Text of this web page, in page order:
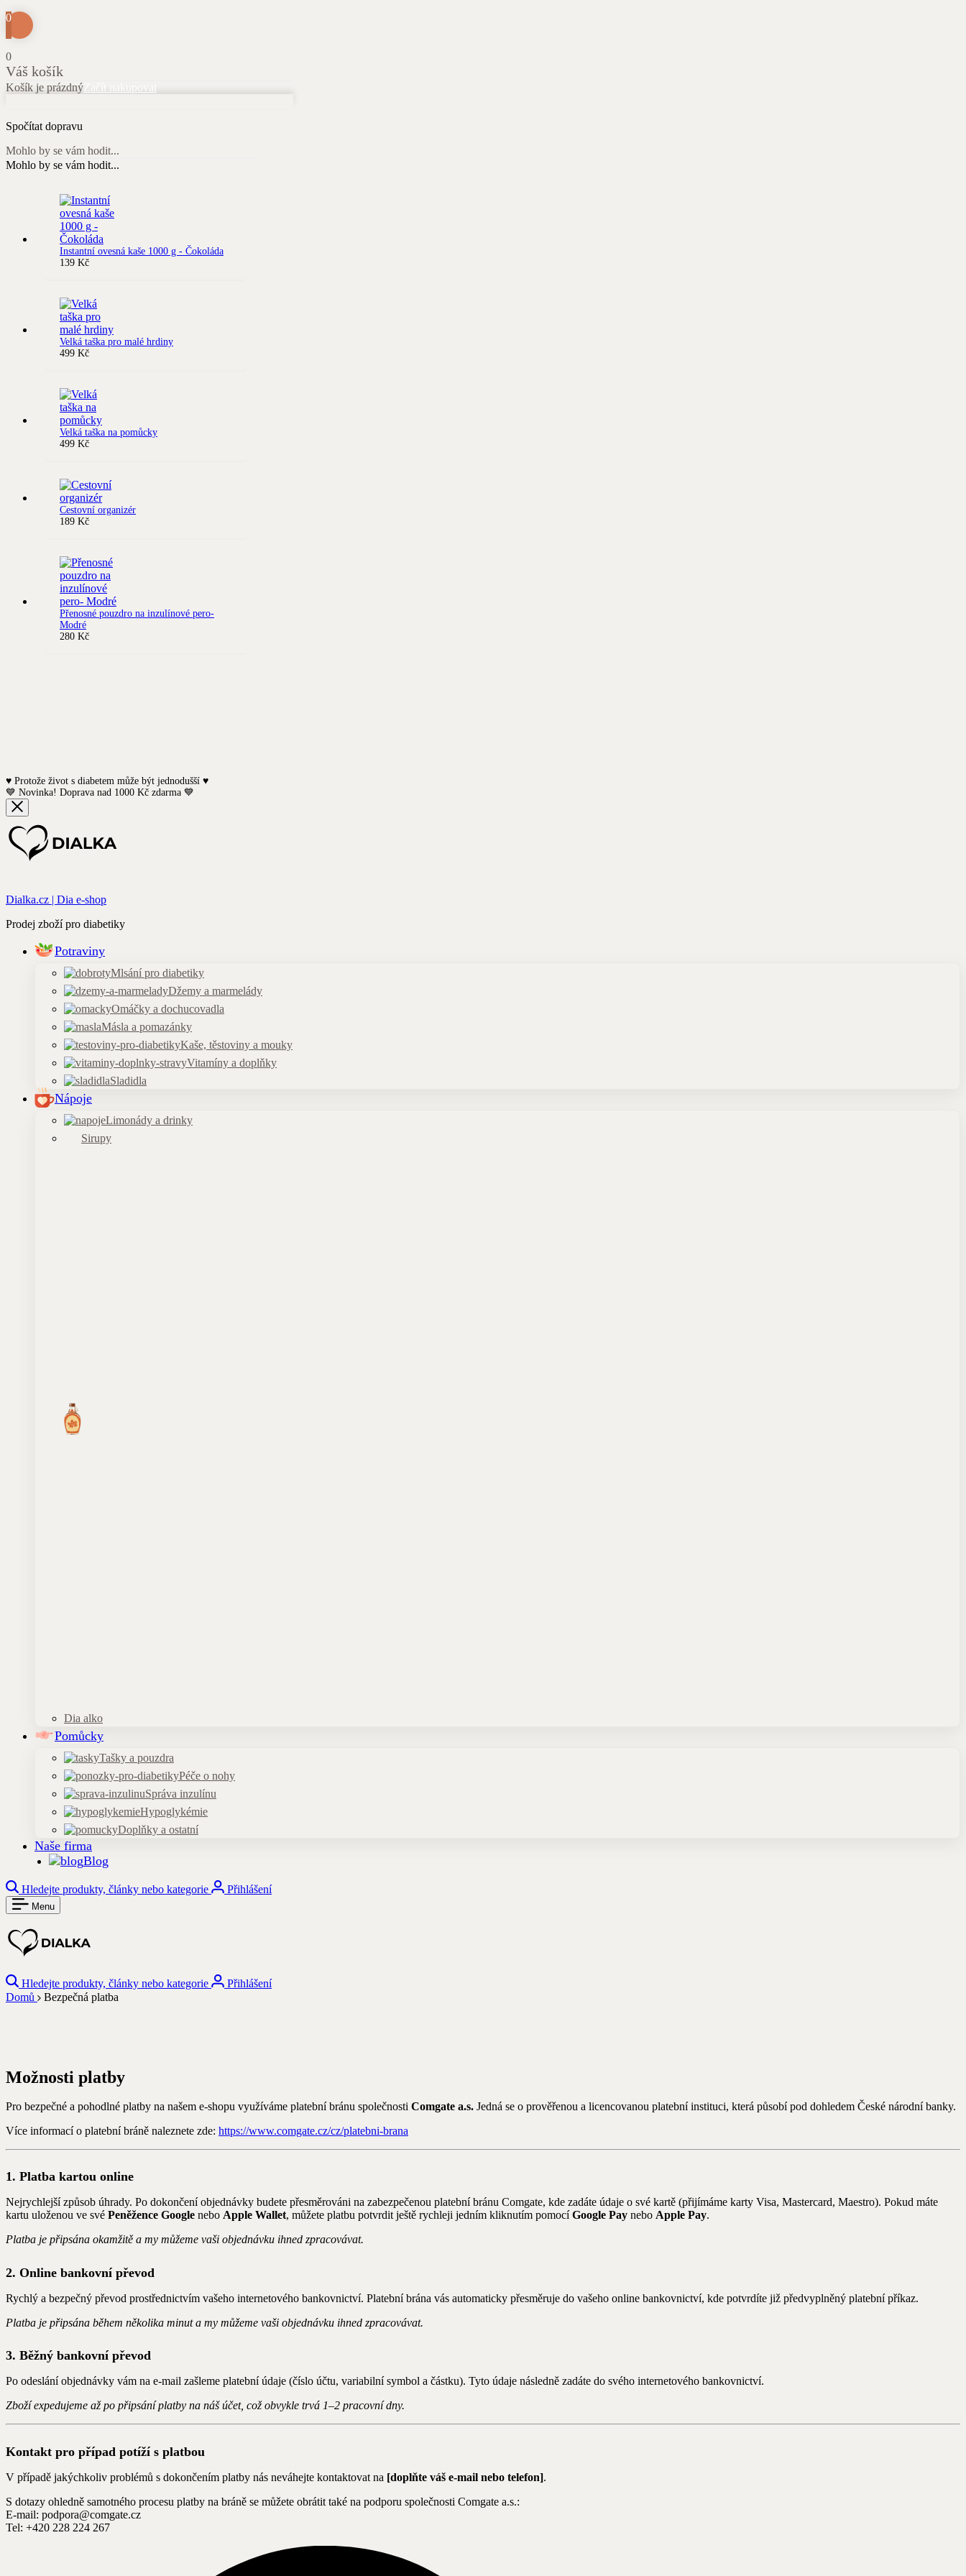
0
0
Váš košík
Košík je prázdnýZačít nakupovat
Spočítat dopravu
Mohlo by se vám hodit...
Mohlo by se vám hodit...
Instantní ovesná kaše 1000 g - Čokoláda
139 Kč
Velká taška pro malé hrdiny
499 Kč
Velká taška na pomůcky
499 Kč
Cestovní organizér
189 Kč
Přenosné pouzdro na inzulínové pero-
Modré
280 Kč
♥️ Protože život s diabetem může být jednodušší ♥️
💙 Novinka! Doprava nad 1000 Kč zdarma 💙
Dialka.cz | Dia e-shop
Prodej zboží pro diabetiky
Potraviny
Mlsání pro diabetiky
Džemy a marmelády
Omáčky a dochucovadla
Másla a pomazánky
Kaše, těstoviny a mouky
Vitamíny a doplňky
Sladidla
Nápoje
Limonády a drinky
Sirupy
Dia alko
Pomůcky
Tašky a pouzdra
Péče o nohy
Správa inzulínu
Hypoglykémie
Doplňky a ostatní
Naše firma
Blog
Hledejte produkty, články nebo kategorie Přihlášení
Menu
Hledejte produkty, články nebo kategorie
Přihlášení
Domů
Bezpečná platba
Možnosti platby
Pro bezpečné a pohodlné platby na našem e-shopu využíváme platební bránu společnosti Comgate a.s. Jedná se o prověřenou a licencovanou platební instituci, která působí pod dohledem České národní banky.
Více informací o platební bráně naleznete zde: https://www.comgate.cz/cz/platebni-brana
1. Platba kartou online
Nejrychlejší způsob úhrady. Po dokončení objednávky budete přesměrováni na zabezpečenou platební bránu Comgate, kde zadáte údaje o své kartě (přijímáme karty Visa, Mastercard, Maestro). Pokud máte
kartu uloženou ve své Peněžence Google nebo Apple Wallet, můžete platbu potvrdit ještě rychleji jedním kliknutím pomocíGoogle Pay nebo Apple Pay.
Platba je připsána okamžitě a my můžeme vaši objednávku ihned zpracovávat.
2. Online bankovní převod
Rychlý a bezpečný převod prostřednictvím vašeho internetového bankovnictví. Platební brána vás automaticky přesměruje do vašeho online bankovnictví, kde potvrdíte již předvyplněný platební příkaz.
Platba je připsána během několika minut a my můžeme vaši objednávku ihned zpracovávat.
3. Běžný bankovní převod
Po odeslání objednávky vám na e-mail zašleme platební údaje (číslo účtu, variabilní symbol a částku). Tyto údaje následně zadáte do svého internetového bankovnictví.
Zboží expedujeme až po připsání platby na náš účet, což obvykle trvá 1–2 pracovní dny.
Kontakt pro případ potíží s platbou
V případě jakýchkoliv problémů s dokončením platby nás neváhejte kontaktovat na [doplňte váš e-mail nebo telefon].
S dotazy ohledně samotného procesu platby na bráně se můžete obrátit také na podporu společnosti Comgate a.s.:
E-mail: podpora@comgate.cz
Tel: +420 228 224 267